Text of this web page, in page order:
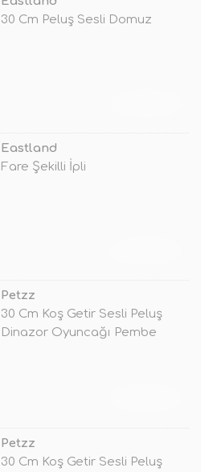
30 Cm Peluş Sesli Domuz
Eastland
Fare Şekilli İpli
Petzz
30 Cm Koş Getir Sesli Peluş
Dinazor Oyuncağı Pembe
Petzz
30 Cm Koş Getir Sesli Peluş